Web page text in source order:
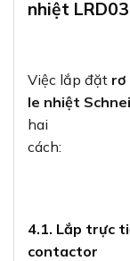
nhiệt
Việc lắp đặt rơ
le nhiệt
hai
cách:
4.1. Lắp trực
contactor